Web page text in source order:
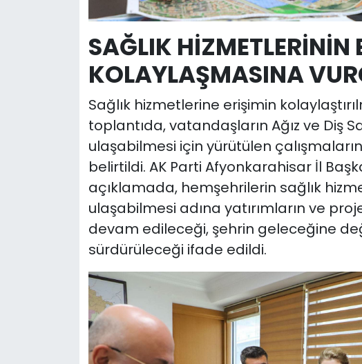
SAĞLIK HİZMETLERİNİN
KOLAYLAŞMASINA
Sağlık hizmetlerine erişimin
toplantıda, vatandaşların Ağız ve Diş
ulaşabilmesi için yürütülen
belirtildi. AK Parti Afyonkarahisar İl
açıklamada, hemşehrilerin sağlık
ulaşabilmesi adına yatırımların ve
devam edileceği, şehrin geleceğine
sürdürüleceği ifade edildi.